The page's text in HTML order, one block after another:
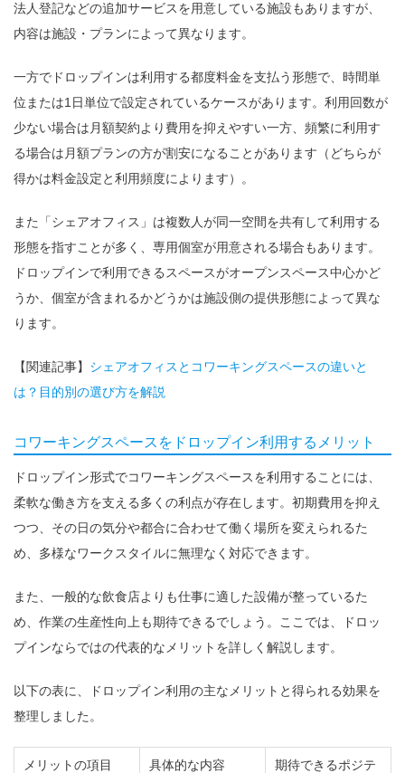
法人登記などの追加サービスを用意している施設もありますが、
内容は施設・プランによって異なります。
一方でドロップインは利用する都度料金を支払う形態で、時間単
位または1日単位で設定されているケースがあります。利用回数が
少ない場合は月額契約より費用を抑えやすい一方、頻繁に利用す
る場合は月額プランの方が割安になることがあります（どちらが
得かは料金設定と利用頻度によります）。
また「シェアオフィス」は複数人が同一空間を共有して利用する
形態を指すことが多く、専用個室が用意される場合もあります。
ドロップインで利用できるスペースがオープンスペース中心かど
うか、個室が含まれるかどうかは施設側の提供形態によって異な
ります。
【関連記事】 シェアオフィスとコワーキングスペースの違いと
は？目的別の選び方を解説
コワーキングスペースをドロップイン利用するメリット
ドロップイン形式でコワーキングスペースを利用することには、
柔軟な働き方を支える多くの利点が存在します。初期費用を抑え
つつ、その日の気分や都合に合わせて働く場所を変えられるた
め、多様なワークスタイルに無理なく対応できます。
また、一般的な飲食店よりも仕事に適した設備が整っているた
め、作業の生産性向上も期待できるでしょう。ここでは、ドロッ
プインならではの代表的なメリットを詳しく解説します。
以下の表に、ドロップイン利用の主なメリットと得られる効果を
整理しました。
メリットの項目 具体的な内容 期待できるポジテ